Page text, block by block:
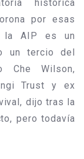
histórica
por esas
la AIP es un
un tercio del
Che Wilson,
Trust y ex
dijo tras la
pero todavía